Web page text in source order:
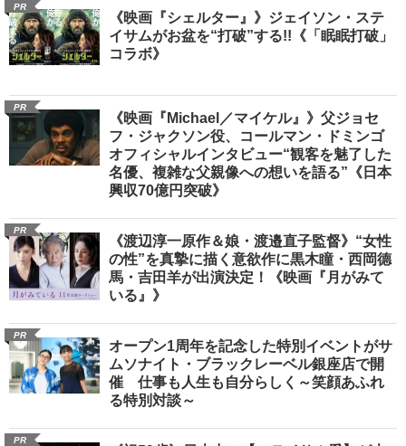
PR
《映画『シェルター』》ジェイソン・ステ
イサムがお盆を“打破”する!!《「眠眠打破」
コラボ》
PR
《映画『Michael／マイケル』》父ジョセ
フ・ジャクソン役、コールマン・ドミンゴ
オフィシャルインタビュー“観客を魅了した
名優、複雑な父親像への想いを語る”《日本
興収70億円突破》
PR
《渡辺淳一原作＆娘・渡邉直子監督》“女性
の性”を真摯に描く意欲作に黒木瞳・西岡德
馬・吉田羊が出演決定！《映画『月がみて
いる』》
PR
オープン1周年を記念した特別イベントがサ
ムソナイト・ブラックレーベル銀座店で開
催 仕事も人生も自分らしく～笑顔あふれ
る特別対談～
PR